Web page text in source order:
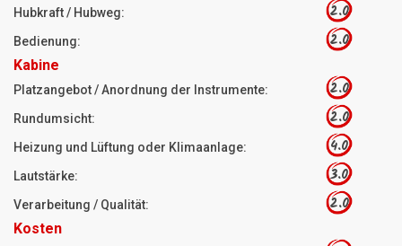
Hubkraft / Hubweg: 2.0
Bedienung: 2.0
Kabine
Platzangebot / Anordnung der Instrumente: 2.0
Rundumsicht: 2.0
Heizung und Lüftung oder Klimaanlage: 4.0
Lautstärke: 3.0
Verarbeitung / Qualität: 2.0
Kosten